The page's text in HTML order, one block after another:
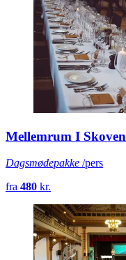
Mellemrum I Skoven
Dagsmødepakke /pers
fra 480 kr.